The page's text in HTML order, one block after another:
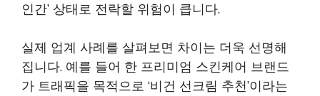
인간’ 상태로 전락할 위험이 큽니다.
실제 업계 사례를 살펴보면 차이는 더욱 선명해
집니다. 예를 들어 한 프리미엄 스킨케어 브랜드
가 트래픽을 목적으로 ‘비건 선크림 추천’이라는